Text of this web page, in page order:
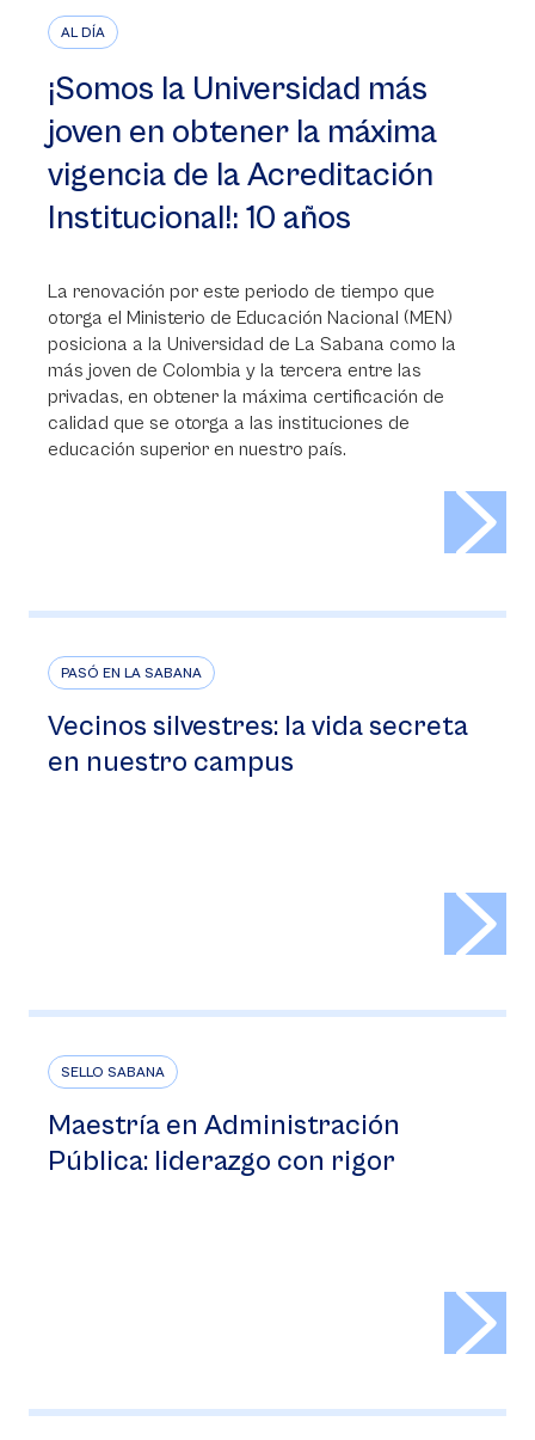
AL DÍA
¡Somos la Universidad más
joven en obtener la máxima
vigencia de la Acreditación
Institucional!: 10 años
La renovación por este periodo de tiempo que
otorga el Ministerio de Educación Nacional (MEN)
posiciona a la Universidad de La Sabana como la
más joven de Colombia y la tercera entre las
privadas, en obtener la máxima certificación de
calidad que se otorga a las instituciones de
educación superior en nuestro país.
PASÓ EN LA SABANA
Vecinos silvestres: la vida secreta
en nuestro campus
SELLO SABANA
Maestría en Administración
Pública: liderazgo con rigor